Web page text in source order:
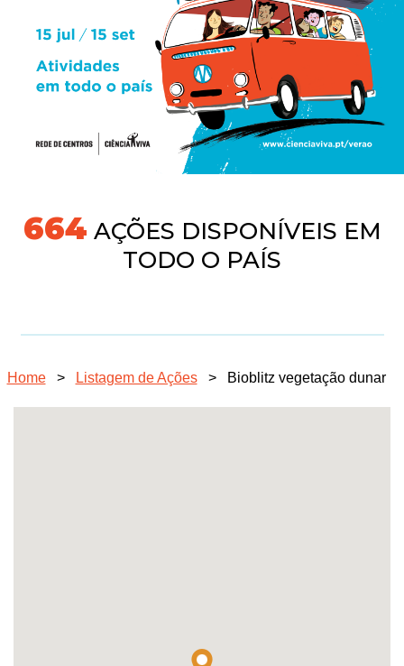
718AÇÕES DISPONÍVEIS EM
TODO O PAÍS
Home > Listagem de Ações > Bioblitz vegetação dunar